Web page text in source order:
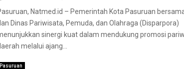
Natmed.id – Pemerintah Kota Pasuruan
Dinas Pariwisata, Pemuda, dan Olahraga (Disparpora)
sinergi kuat dalam mendukung promosi
melalui ajang...
Pasuruan